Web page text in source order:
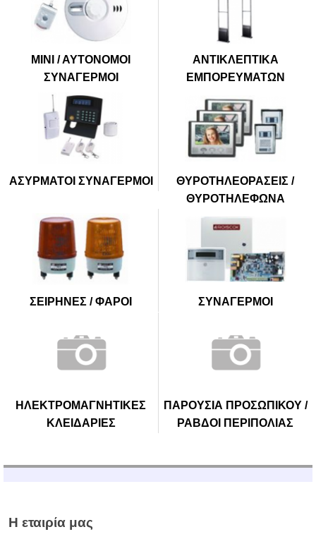
ΜΙΝΙ / ΑΥΤΟΝΟΜΟΙ
ΣΥΝΑΓΕΡΜΟΙ
ΑΝΤΙΚΛΕΠΤΙΚΑ
ΕΜΠΟΡΕΥΜΑΤΩΝ
ΑΣΥΡΜΑΤΟΙ ΣΥΝΑΓΕΡΜΟΙ
ΘΥΡΟΤΗΛΕΟΡΑΣΕΙΣ /
ΘΥΡΟΤΗΛΕΦΩΝΑ
ΣΕΙΡΗΝΕΣ / ΦΑΡΟΙ ΣΥΝΑΓΕΡΜΟΙ
ΗΛΕΚΤΡΟΜΑΓΝΗΤΙΚΕΣ
ΚΛΕΙΔΑΡΙΕΣ
ΠΑΡΟΥΣΙΑ ΠΡΟΣΩΠΙΚΟΥ /
ΡΑΒΔΟΙ ΠΕΡΙΠΟΛΙΑΣ
Η εταιρία μας